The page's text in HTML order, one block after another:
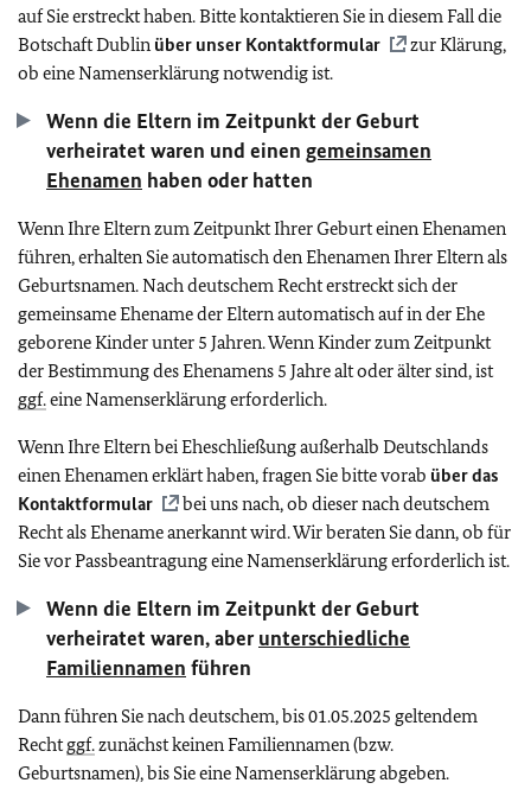
auf Sie erstreckt haben. Bitte kontaktieren Sie in diesem Fall die
Botschaft Dublin über unser Kontaktformular
zur Klärung,
ob eine Namenserklärung notwendig ist.
Wenn die Eltern im Zeitpunkt der Geburt
verheiratet waren und einen gemeinsamen
Ehenamen haben oder hatten
Wenn Ihre Eltern zum Zeitpunkt Ihrer Geburt einen Ehenamen
führen, erhalten Sie automatisch den Ehenamen Ihrer Eltern als
Geburtsnamen. Nach deutschem Recht erstreckt sich der
gemeinsame Ehename der Eltern automatisch auf in der Ehe
geborene Kinder unter 5 Jahren. Wenn Kinder zum Zeitpunkt
der Bestimmung des Ehenamens 5 Jahre alt oder älter sind, ist
ggf.eine Namenserklärung erforderlich.
Wenn Ihre Eltern bei Eheschließung außerhalb Deutschlands
einen Ehenamen erklärt haben, fragen Sie bitte vorab über das
Kontaktformular
bei uns nach, ob dieser nach deutschem
Recht als Ehename anerkannt wird. Wir beraten Sie dann, ob für
Sie vor Passbeantragung eine Namenserklärung erforderlich ist.
Wenn die Eltern im Zeitpunkt der Geburt
verheiratet waren, aberunterschiedliche
Familiennamen führen
Dann führen Sie nach deutschem, bis 01.05.2025 geltendem
Rechtggf.zunächst keinen Familiennamen (bzw.
Geburtsnamen), bis Sie eine Namenserklärung abgeben.